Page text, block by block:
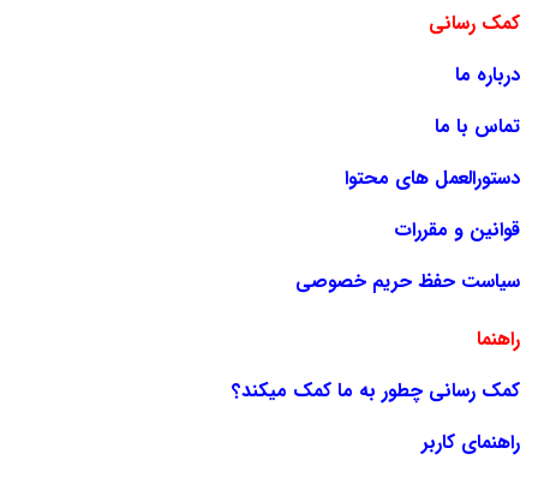
کمک رسانی
درباره ما
تماس با ما
دستورالعمل های محتوا
قوانین و مقررات
سیاست حفظ حریم خصوصی
راهنما
کمک رسانی چطور به ما کمک میکند؟
راهنمای کاربر